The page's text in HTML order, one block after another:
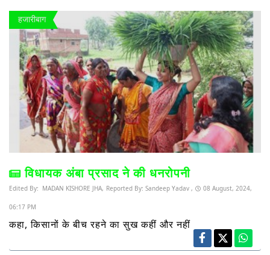
हजारीबाग
विधायक अंबा प्रसाद ने की धनरोपनी
Edited By: MADAN KISHORE JHA, Reported By: Sandeep Yadav , 08 August, 2024,
06:17 PM
कहा, किसानों के बीच रहने का सुख कहीं और नहीं